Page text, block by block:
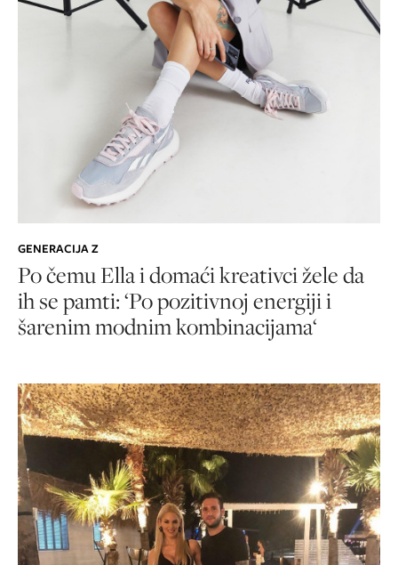
GENERACIJA Z
Po čemu Ella i domaći kreativci žele da
ih se pamti: ‘Po pozitivnoj energiji i
šarenim modnim kombinacijama‘